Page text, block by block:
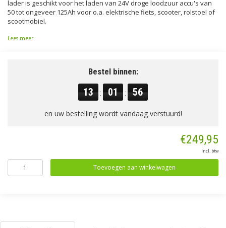
lader is geschikt voor het laden van 24V droge loodzuur accu's van
50 tot ongeveer 125Ah voor o.a. elektrische fiets, scooter, rolstoel of
scootmobiel.
Lees meer
Bestel binnen:
13 : 01 : 56
en uw bestelling wordt vandaag verstuurd!
€249,95
Incl. btw
Toevoegen aan winkelwagen